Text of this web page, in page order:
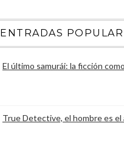
ENTRADAS
El último samurái: la ficción
True Detective, el hombre es el